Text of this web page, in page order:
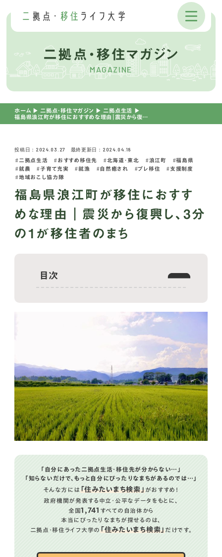
二拠点・移住マガジン
MAGAZINE
ホーム ▶︎ 二拠点・移住マガジン ▶︎ 二拠点生活 ▶︎
福島県浪江町が移住におすすめな理由｜震災から復興し、3分の1が移住者のまち
投稿日：2024.03.27 最終更新日：2024.04.18
二拠点生活 おすすめ移住先 北海道・東北 浪江町
福島県
就農
子育て充実 就漁 自然癒され プレ移住
支援制度
地域おこし協力隊
福島県浪江町が移住におすす
めな理由｜震災から復興し、3分
の1が移住者のまち
目次
交通利便性は？
お買い物しやすい？
浪江町には移住支援制度がある？
浪江町の暮らしを楽しむには？
①：特産品
浪江町への移住はどんな人におすすめ？
「自分にあった二拠点生活・移住先が分からない…」
「知らないだけで、もっと自分にぴったりなまちがあるのでは…」
そんな方には「住みたいまち検索」がおすすめ！
政府機関が発表する中立・公平なデータをもとに、
全国1,741 すべての自治体から
本当にぴったりなまちが探せるのは、
二拠点・移住ライフ大学の「住みたいまち検索」だけです。